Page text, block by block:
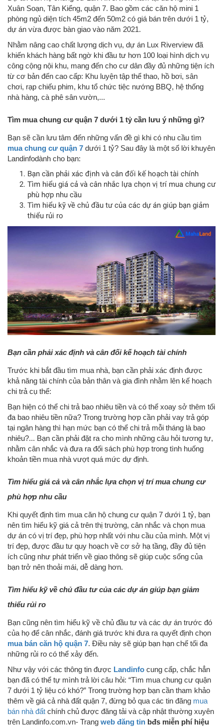
Xuân Soạn, Tân Kiểng, quận 7. Bao gồm các căn hộ mini 1
phòng ngủ diện tích 45m2 đến 50m2 có giá bán trên dưới 1 tỷ,
dự án vừa được bàn giao vào năm 2021.
Nhằm nâng cao chất lượng dịch vụ, dự án Lux Riverview đã
khiến khách hàng bất ngờ khi đầu tư hơn 100 loại hình dịch vụ
công cộng nội khu, mang đến cho cư dân đầy đủ những tiện ích
từ cơ bản đến cao cấp: Khu luyện tập thể thao, hồ bơi, sân
chơi, rạp chiếu phim, khu tổ chức tiệc nướng BBQ, hệ thống
nhà hàng, cà phê sân vườn,...
Tìm mua chung cư quận 7 dưới 1 tỷ cần lưu ý những gì?
Bạn sẽ cần lưu tâm đến những vấn đề gì khi có nhu cầu tìm
mua chung cư quận 7 dưới 1 tỷ? Sau đây là một số lời khuyên
Landinfodành cho bạn:
Bạn cần phải xác định và cân đối kế hoạch tài chính
Tìm hiểu giá cả và cân nhắc lựa chọn vị trí mua chung cư
phù hợp nhu cầu
Tìm hiểu kỹ về chủ đầu tư của các dự án giúp bạn giảm
thiểu rủi ro
Bạn cần phải xác định và cân đối kế hoạch tài chính
Trước khi bắt đầu tìm mua nhà, bạn cần phải xác định được
khả năng tài chính của bản thân và gia đình nhằm lên kế hoạch
chi trả cụ thể:
Bạn hiện có thể chi trả bao nhiêu tiền và có thể xoay sở thêm tối
đa bao nhiêu tiền nữa? Trong trường hợp cần phải vay trả góp
tại ngân hàng thì hạn mức bạn có thể chi trả mỗi tháng là bao
nhiêu?... Bạn cần phải đặt ra cho mình những câu hỏi tương tự,
nhằm cân nhắc và đưa ra đối sách phù hợp trong tình huống
khoản tiền mua nhà vượt quá mức dự định.
Tìm hiểu giá cả và cân nhắc lựa chọn vị trí mua chung cư
phù hợp nhu cầu
Khi quyết định tìm mua căn hộ chung cư quận 7 dưới 1 tỷ, bạn
nên tìm hiểu kỹ giá cả trên thị trường, cân nhắc và chọn mua
dự án có vị trí đẹp, phù hợp nhất với nhu cầu của mình. Một vị
trí đẹp, được đầu tư quy hoạch về cơ sở hạ tầng, đầy đủ tiện
ích cũng như phát triển về giao thông sẽ giúp cuộc sống của
bạn trở nên thoải mái, dễ dàng hơn.
Tìm hiểu kỹ về chủ đầu tư của các dự án giúp bạn giảm
thiểu rủi ro
Bạn cũng nên tìm hiểu kỹ về chủ đầu tư và các dự án trước đó
của họ để cân nhắc, đánh giá trước khi đưa ra quyết định chọn
mua bán căn hộ quận 7. Điều này sẽ giúp bạn hạn chế tối đa
những rủi ro có thể xảy đến.
Như vậy với các thông tin được Landinfo cung cấp, chắc hẳn
bạn đã có thể tự mình trả lời câu hỏi: “Tìm mua chung cư quận
7 dưới 1 tỷ liệu có khó?” Trong trường hợp bạn cần tham khảo
thêm về giá cả nhà đất quận 7, đừng bỏ qua các tin đăng mua
bán nhà đất chính chủ được đăng tải và cập nhật thường xuyên
trên Landinfo.com.vn- Trang web đăng tin bđs miễn phí hiệu